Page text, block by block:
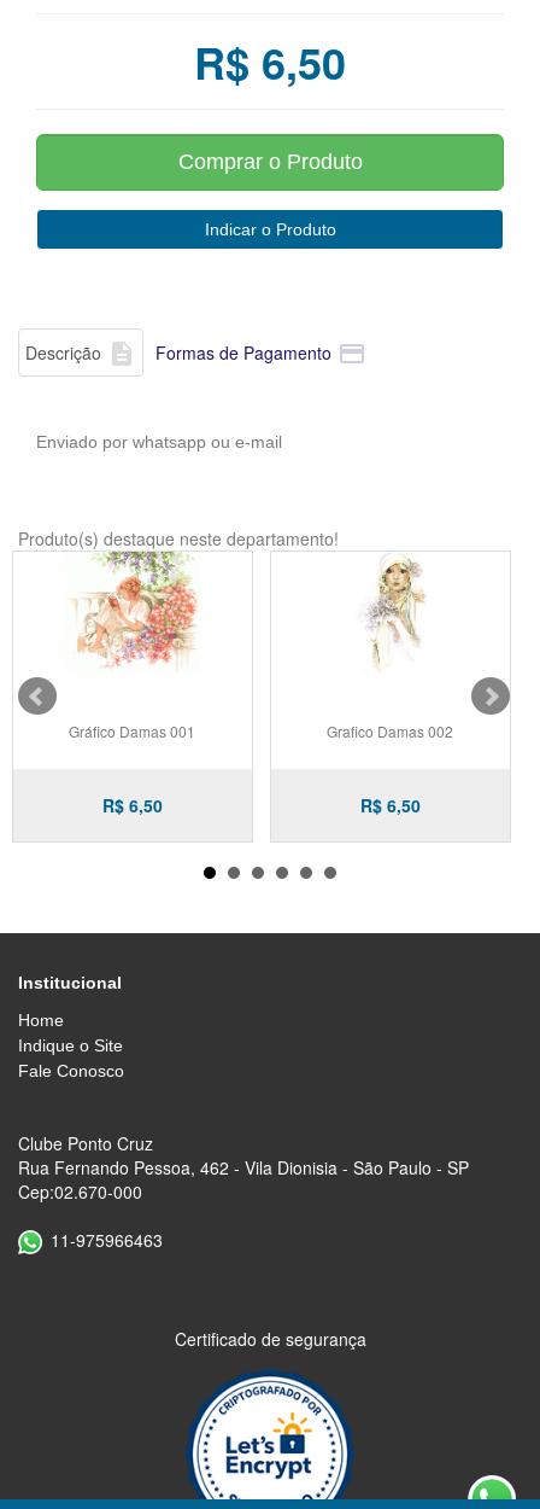
R$ 6,50
Descrição  Formas de Pagamento 
Enviado por whatsapp ou e-mail
Produto(s) destaque neste departamento!
Gráfico Damas 001
R$ 6,50
Grafico Damas 002
R$ 6,50
Institucional
Home
Indique o Site
Fale Conosco
Clube Ponto Cruz
Rua Fernando Pessoa, 462 - Vila Dionisia - São Paulo - SP
Cep:02.670-000
11-975966463
Certificado de segurança